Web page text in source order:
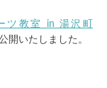
ツ教室 in 湯沢町
開いたしました。